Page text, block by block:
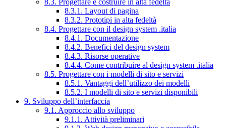
8.3. Progettare e costruire in alta fedeltà
8.3.1. Layout di pagina
8.3.2. Prototipi in alta fedeltà
8.4. Progettare con il design system .italia
8.4.1. Documentazione
8.4.2. Benefici del design system
8.4.3. Risorse operative
8.4.4. Come contribuire al design system .italia
8.5. Progettare con i modelli di sito e servizi
8.5.1. Vantaggi dell’utilizzo dei modelli
8.5.2. I modelli di sito e servizi disponibili
9. Sviluppo dell’interfaccia
9.1. Approccio allo sviluppo
9.1.1. Attività preliminari